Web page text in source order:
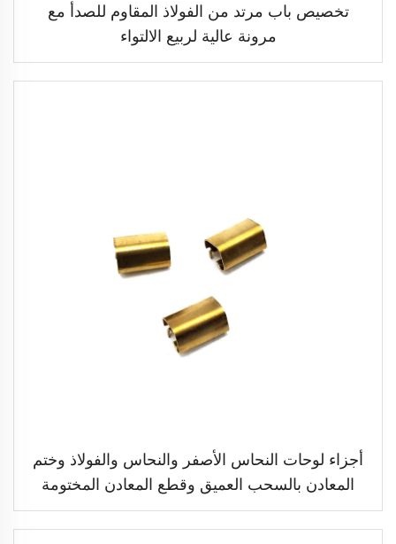
تخصيص باب مرتد من الفولاذ المقاوم للصدأ مع
مرونة عالية لربيع الالتواء
أجزاء لوحات النحاس الأصفر والنحاس والفولاذ وختم
المعادن بالسحب العميق وقطع المعادن المختومة